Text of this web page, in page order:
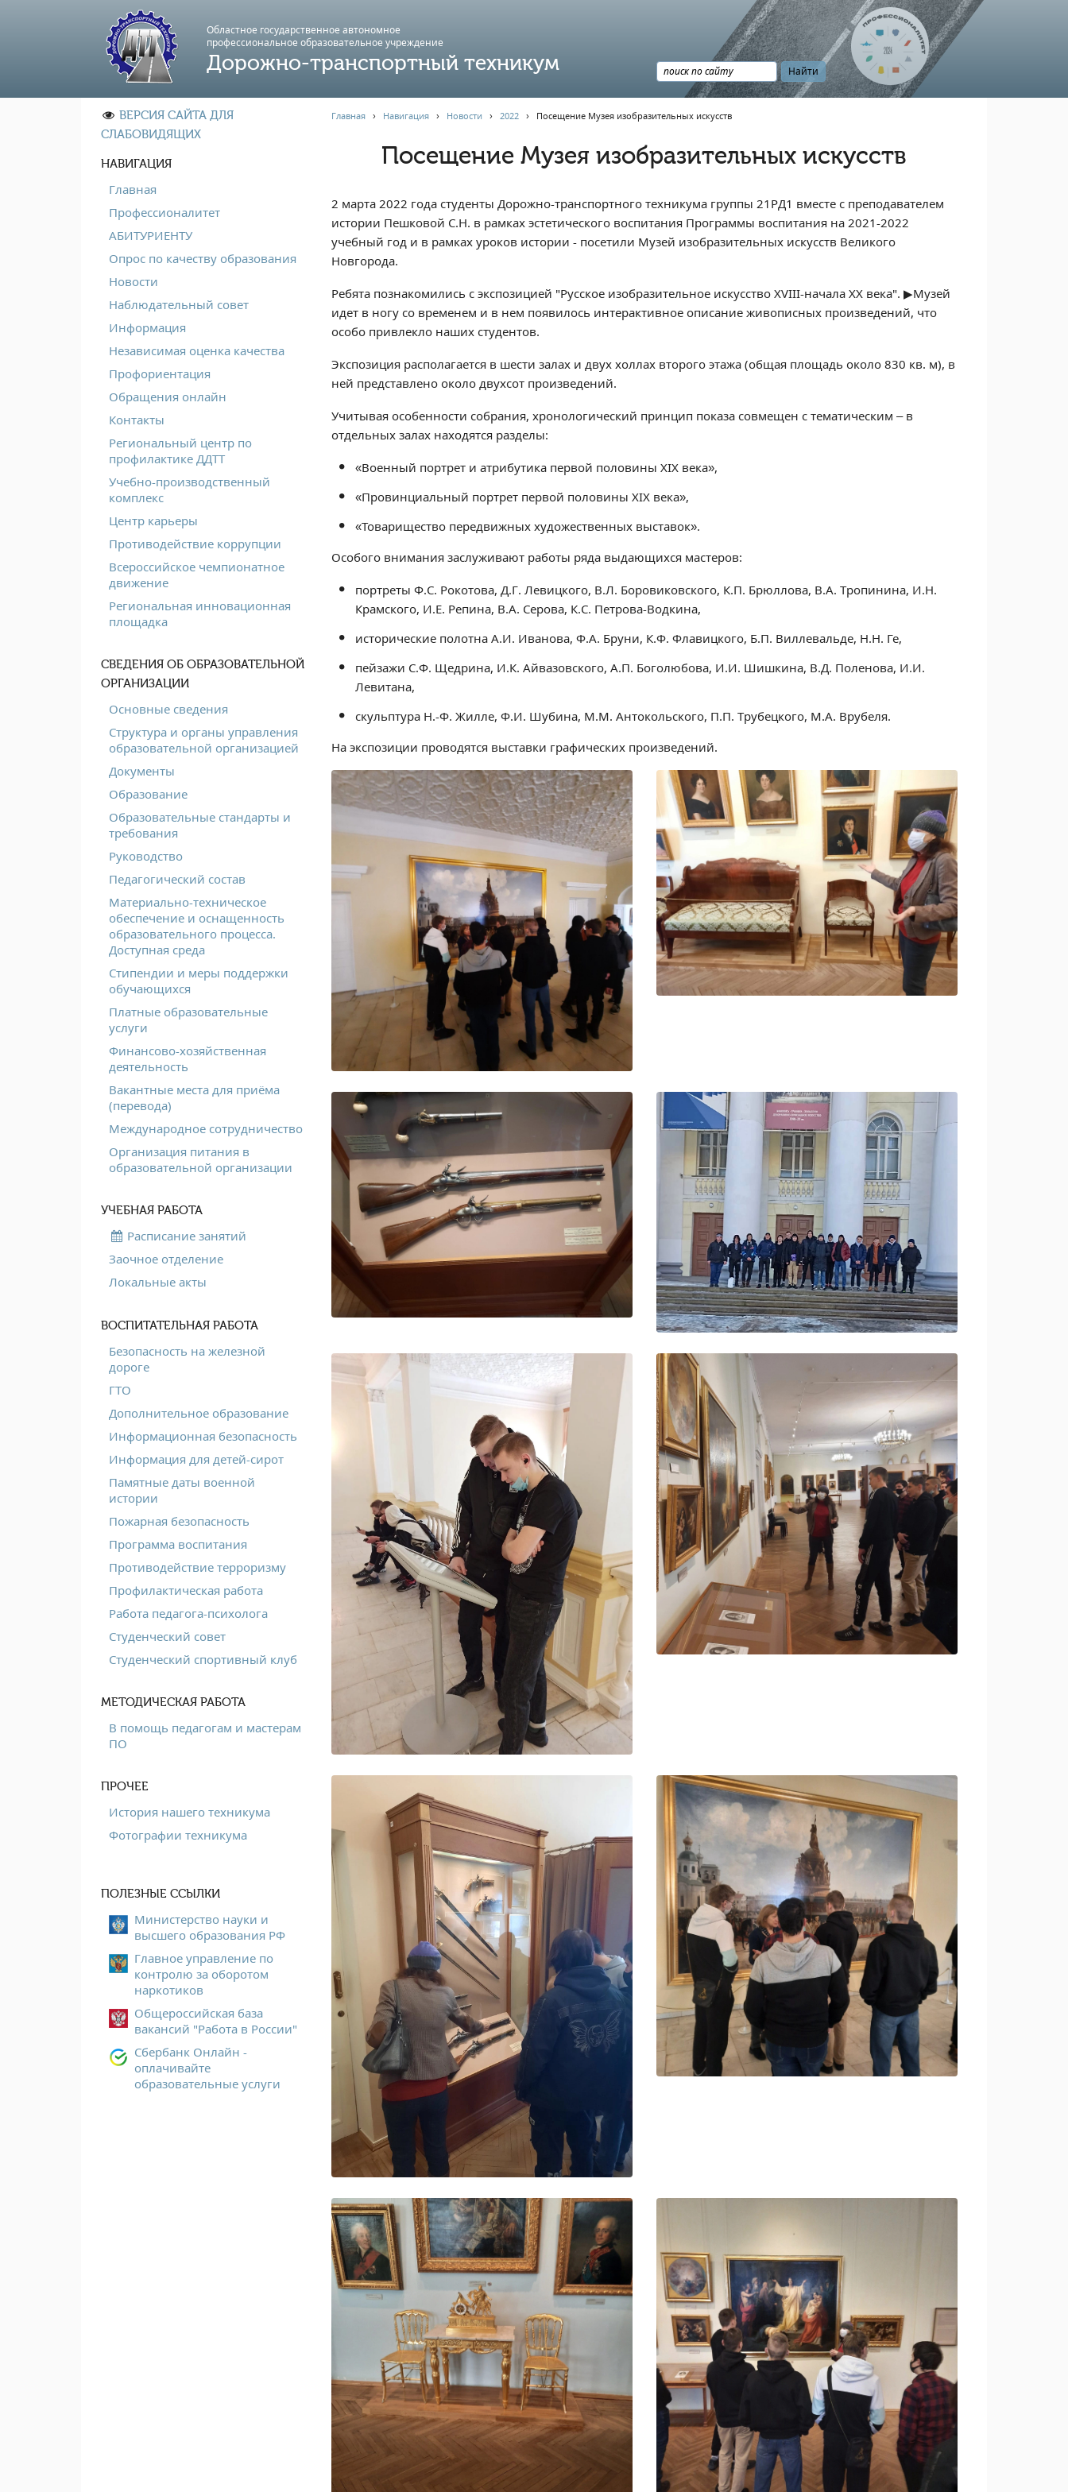
Областное государственное автономное
профессиональноe образовательное учреждение
Дорожно-транспортный техникум
ВЕРСИЯ САЙТА ДЛЯ
СЛАБОВИДЯЩИХ
НАВИГАЦИЯ
Главная
Профессионалитет
АБИТУРИЕНТУ
Опрос по качеству образования
Новости
Наблюдательный совет
Информация
Независимая оценка качества
Профориентация
Обращения онлайн
Контакты
Региональный центр по
профилактике ДДТТ
Учебно-производственный
комплекс
Центр карьеры
Противодействие коррупции
Всероссийское чемпионатное
движение
Региональная инновационная
площадка
СВЕДЕНИЯ ОБ ОБРАЗОВАТЕЛЬНОЙ
ОРГАНИЗАЦИИ
Основные сведения
Структура и органы управления
образовательной организацией
Документы
Образование
Образовательные стандарты и
требования
Руководство
Педагогический состав
Материально-техническое
обеспечение и оснащенность
образовательного процесса.
Доступная среда
Стипендии и меры поддержки
обучающихся
Платные образовательные
услуги
Финансово-хозяйственная
деятельность
Вакантные места для приёма
(перевода)
Международное сотрудничество
Организация питания в
образовательной организации
УЧЕБНАЯ РАБОТА
Расписание занятий
Заочное отделение
Локальные акты
ВОСПИТАТЕЛЬНАЯ РАБОТА
Безопасность на железной
дороге
ГТО
Дополнительное образование
Информационная безопасность
Информация для детей-сирот
Памятные даты военной
истории
Пожарная безопасность
Программа воспитания
Противодействие терроризму
Профилактическая работа
Работа педагога-психолога
Студенческий совет
Студенческий спортивный клуб
МЕТОДИЧЕСКАЯ РАБОТА
В помощь педагогам и мастерам
ПО
ПРОЧЕЕ
История нашего техникума
Фотографии техникума
ПОЛЕЗНЫЕ ССЫЛКИ
Министерство науки и
высшего образования РФ
Главное управление по
контролю за оборотом
наркотиков
Общероссийская база
вакансий "Работа в России"
Сбербанк Онлайн -
оплачивайте
образовательные услуги
Главная› Навигация› Новости › 2022› Посещение Музея изобразительных искусств
Посещение Музея изобразительных искусств
2 марта 2022 года студенты Дорожно-транспортного техникума группы 21РД1 вместе с преподавателем
истории Пешковой С.Н. в рамках эстетического воспитания Программы воспитания на 2021-2022
учебный год и в рамках уроков истории - посетили Музей изобразительных искусств Великого
Новгорода.
Ребята познакомились с экспозицией "Русское изобразительное искусство XVIII-начала XX века". ▶Музей
идет в ногу со временем и в нем появилось интерактивное описание живописных произведений, что
особо привлекло наших студентов.
Экспозиция располагается в шести залах и двух холлах второго этажа (общая площадь около 830 кв. м), в
ней представлено около двухсот произведений.
Учитывая особенности собрания, хронологический принцип показа совмещен с тематическим – в
отдельных залах находятся разделы:
«Военный портрет и атрибутика первой половины XIX века»,
«Провинциальный портрет первой половины XIX века»,
«Товарищество передвижных художественных выставок».
Особого внимания заслуживают работы ряда выдающихся мастеров:
портреты Ф.С. Рокотова, Д.Г. Левицкого, В.Л. Боровиковского, К.П. Брюллова, В.А. Тропинина, И.Н.
Крамского, И.Е. Репина, В.А. Серова, К.С. Петрова-Водкина,
исторические полотна А.И. Иванова, Ф.А. Бруни, К.Ф. Флавицкого, Б.П. Виллевальде, Н.Н. Ге,
пейзажи С.Ф. Щедрина, И.К. Айвазовского, А.П. Боголюбова, И.И. Шишкина, В.Д. Поленова, И.И.
Левитана,
скульптура Н.-Ф. Жилле, Ф.И. Шубина, М.М. Антокольского, П.П. Трубецкого, М.А. Врубеля.
На экспозиции проводятся выставки графических произведений.